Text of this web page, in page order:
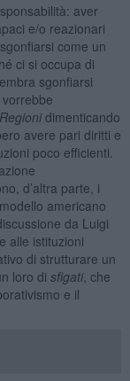
aver
e/o reazionari
come un
ci si occupa di
sgonfiarsi
vorrebbe
dimenticando
avere pari diritti e
poco efficienti.
d’altra parte, i
americano
da Luigi
alle istituzioni
di strutturare un
loro di sfigati, che
e il